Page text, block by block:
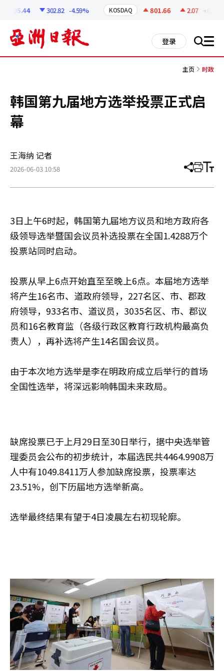
6295.44 302.82 -4.59% KOSDAQ 801.66 2.07 +0.26%
登录 搜 all
主页 时政
韩国第九届地方选举投票正式启
幕
王海纳 记者
2026-06-03 10:58 分
章
打 调
小
3日上午6时起，韩国第九届地方议员和地方政府各
级领导选举暨国会议员补选投票在全国1.4288万个
投票站同时启动。
投票从早上6点开始直至至晚上6点。本届地方选举
将产生16名市、道政府领导，227名区、市、郡政
府领导，933名市、道议员，3035名区、市、郡议
员和16名教育监（各级行政区教育行政机构最高负
责人），再补选将产生14名国会议员。
由于本次地方选举是李在明政府成立后举行的首场
全国性选举，将深远影响韩国未来政局。
缺席投票已于上月29日至30日举行，据中央选举管
理委员会公布的初步统计，本届选民共4464.9908万
人中有1049.8411万人参加缺席投票，投票率达
23.51%，创下历届地方选举新高。
选举最终结果有望于4日凌晨左右初现轮廓。